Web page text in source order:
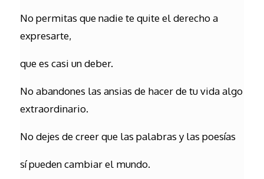
No permitas que nadie te quite el derecho a
expresarte,
que es casi un deber.
No abandones las ansias de hacer de tu vida algo
extraordinario.
No dejes de creer que las palabras y las poesías
sí pueden cambiar el mundo.